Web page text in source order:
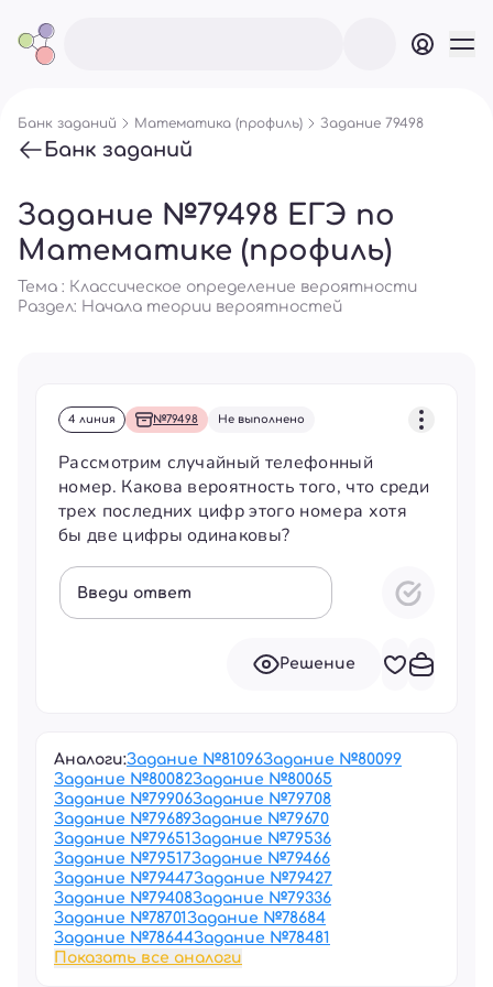
Банк заданий Математика (профиль) Задание 79498
Банк заданий
Задание №79498 ЕГЭ по
Математике (профиль)
Тема : Классическое определение вероятности
Раздел: Начала теории вероятностей
4 линия №79498 Не выполнено
Рассмотрим случайный телефонный
номер. Какова вероятность того, что среди
трех последних цифр этого номера хотя
бы две цифры одинаковы?
Введи ответ
Решение
Аналоги:Задание №81096Задание №80099
Задание №80082Задание №80065
Задание №79906Задание №79708
Задание №79689Задание №79670
Задание №79651Задание №79536
Задание №79517Задание №79466
Задание №79447Задание №79427
Задание №79408Задание №79336
Задание №78701Задание №78684
Задание №78644Задание №78481
Показать все аналоги